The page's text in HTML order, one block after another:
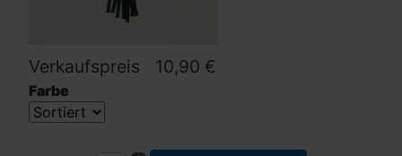
Verkaufspreis 10,90 €
Farbe